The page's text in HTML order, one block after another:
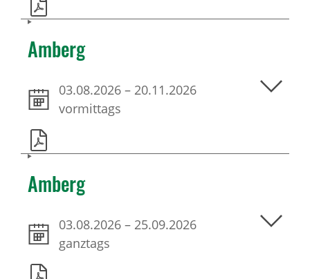
Amberg
03.08.2026 – 20.11.2026
vormittags
Amberg
03.08.2026 – 25.09.2026
ganztags